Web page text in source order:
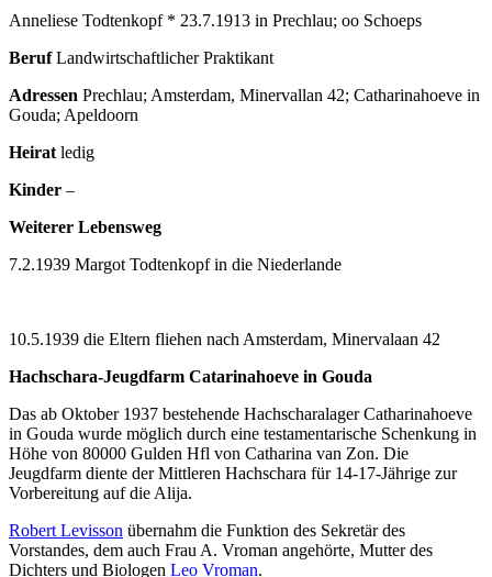
Anneliese Todtenkopf * 23.7.1913 in Prechlau; oo Schoeps
BerufLandwirtschaftlicher Praktikant
Adressen Prechlau; Amsterdam, Minervallan 42; Catharinahoeve in
Gouda; Apeldoorn
Heirat ledig
Kinder –
Weiterer Lebensweg
7.2.1939 Margot Todtenkopf in die Niederlande
10.5.1939 die Eltern fliehen nach Amsterdam, Minervalaan 42
Hachschara-Jeugdfarm Catarinahoeve in Gouda
Das ab Oktober 1937 bestehende Hachscharalager Catharinahoeve
in Gouda wurde möglich durch eine testamentarische Schenkung in
Höhe von 80000 Gulden Hfl von Catharina van Zon. Die
Jeugdfarm diente der Mittleren Hachschara für 14-17-Jährige zur
Vorbereitung auf die Alija.
Robert Levisson übernahm die Funktion des Sekretär des
Vorstandes, dem auch Frau A. Vroman angehörte, Mutter des
Dichters und Biologen Leo Vroman.